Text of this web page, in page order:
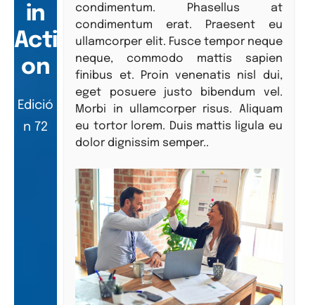
in
Acti
on
Edició
n 72
condimentum. Phasellus at
condimentum erat. Praesent eu
ullamcorper elit. Fusce tempor neque
neque, commodo mattis sapien
finibus et. Proin venenatis nisl dui,
eget posuere justo bibendum vel.
Morbi in ullamcorper risus. Aliquam
eu tortor lorem. Duis mattis ligula eu
dolor dignissim semper..